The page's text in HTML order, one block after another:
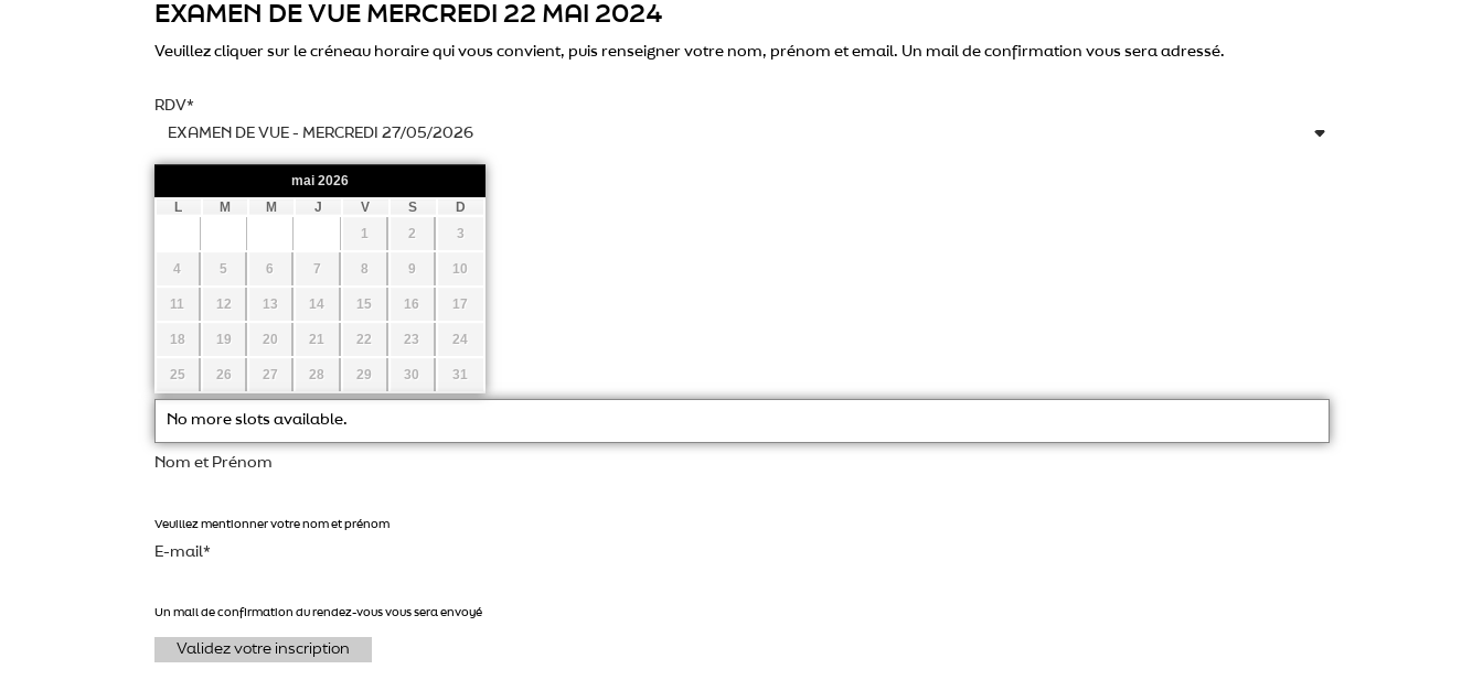
EXAMEN DE VUE MERCREDI 22 MAI 2024
Veuillez cliquer sur le créneau horaire qui vous convient, puis renseigner votre nom, prénom et email. Un mail de confirmation vous sera adressé.
RDV*
mai 2026
L
M M J V S
D
1
2 3
4 5 6 7 8 9 10
11 12 13 14 15 16 17
18 19 20 21 22 23 24
25 26 27 28 29 30 31
No more slots available.
Nom et Prénom
Veuillez mentionner votre nom et prénom
E-mail*
Un mail de confirmation du rendez-vous vous sera envoyé
Validez votre inscription